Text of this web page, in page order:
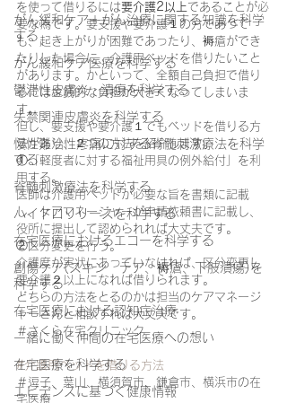
がん緩和ケア＋がん治療に関する知識を科学
する
がん緩和ケア医療を科学する
鬱滞性皮膚炎・潰瘍を科学する
失禁関連皮膚炎を科学する
慢性難治性疼痛に対する脊髄刺激療法を科学
する
脊髄刺激療法を科学する
ハイドロリリースを科学する
在宅医療におけるエコーを科学する
創傷ケア(スキン テア、褥瘡、下肢潰瘍)を
科学する
在宅医療における認知症治療
一緒に働く仲間の在宅医療への想い
在宅医療を科学する
エビデンスに基づく健康情報
を使って借りるには要介護2以上であることが必
要な為です。要支援や要介護１の方であって
も、起き上がりが困難であったり、褥瘡ができ
たりした場合に、介護用ベッドを借りたいこと
があります。かといって、全額自己負担で借り
るには金銭的な負担が大きくなってしまいま
す。
但し、要支援や要介護１でもベッドを借りる方
法があり、２つの方法を紹介します。
①「軽度者に対する福祉用具の例外給付」を利
用する。
医師は介護用ベッドが必要な旨を書類に記載
し、ケアマネージャーが申請依頼書に記載し、
役所に提出して認められれば大丈夫です。
②区分変更を行う。
介護度が実状にあっていなければ、区分変更し
要介護２以上になれば借りられます。
どちらの方法をとるのかは担当のケアマネージ
ャーさんと相談すれば大丈夫です。
＃さくら在宅クリニック
#介護用ベッドを借りる方法
＃逗子、葉山、横須賀市、鎌倉市、横浜市の在
宅医療